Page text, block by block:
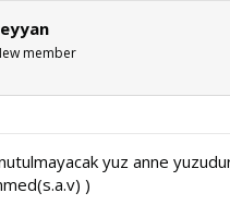
a
n
ı
a
i
member
yuz anne
)